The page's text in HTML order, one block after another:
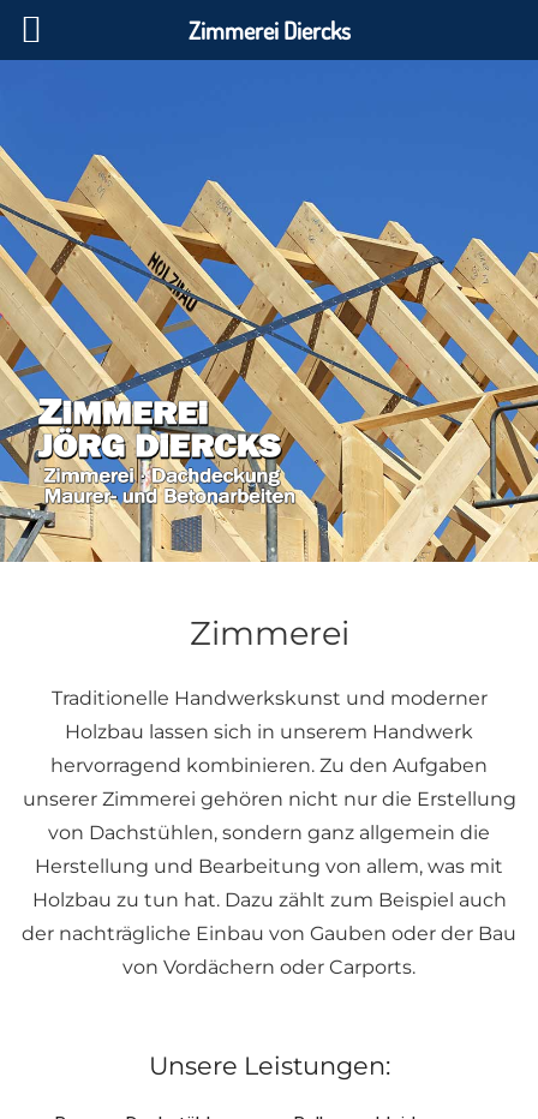
Zimmerei
Traditionelle Handwerkskunst und moderner
Holzbau lassen sich in unserem Handwerk
hervorragend kombinieren. Zu den Aufgaben
unserer Zimmerei gehören nicht nur die Erstellung
von Dachstühlen, sondern ganz allgemein die
Herstellung und Bearbeitung von allem, was mit
Holzbau zu tun hat. Dazu zählt zum Beispiel auch
der nachträgliche Einbau von Gauben oder der Bau
von Vordächern oder Carports.
Unsere Leistungen:
Zimmerei Diercks